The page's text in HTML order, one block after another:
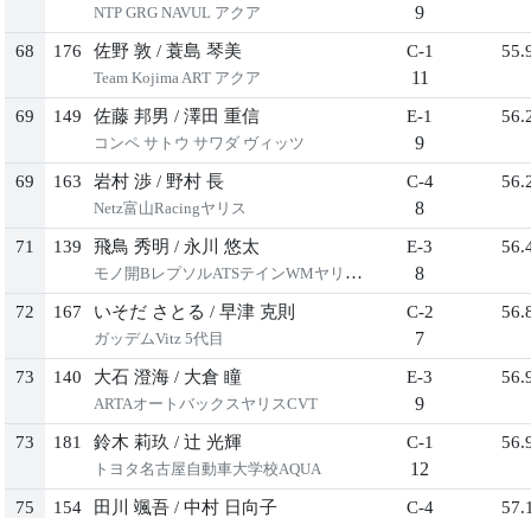
NTP GRG NAVUL アクア 9
68 176 佐野 敦 / 蓑島 琴美
Team Kojima ART アクア
C-1
11
69 149 佐藤 邦男 / 澤田 重信
コンペ サトウ サワダ ヴィッツ
E-1
9
69 163 岩村 渉 / 野村 長
Netz富山Racingヤリス
C-4
8
71 139 飛鳥 秀明 / 永川 悠太
モノ開BレプソルATSテインWMヤリス1
E-3
8
72 167 いそだ さとる / 早津 克則
ガッデムVitz 5代目
C-2
7
73 140 大石 澄海 / 大倉 瞳
ARTAオートバックスヤリスCVT
E-3
9
73 181 鈴木 莉玖 / 辻 光輝
トヨタ名古屋自動車大学校AQUA
C-1
12
75 154 田川 颯吾 / 中村 日向子 C-4